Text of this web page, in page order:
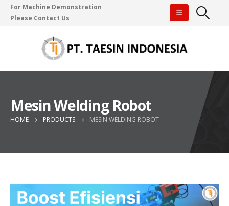
For Machine Demonstration
Please Contact Us
Mesin Welding Robot
HOME PRODUCTS MESIN WELDING ROBOT